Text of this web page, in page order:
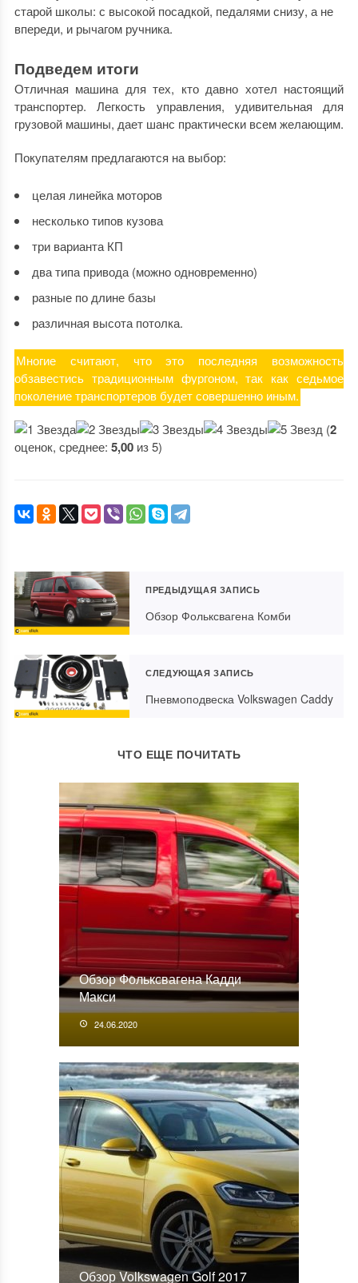
старой школы: с высокой посадкой, педалями снизу, а не
впереди, и рычагом ручника.
Подведем итоги
Отличная машина для тех, кто давно хотел настоящий
транспортер. Легкость управления, удивительная для
грузовой машины, дает шанс практически всем желающим.
Покупателям предлагаются на выбор:
целая линейка моторов
несколько типов кузова
три варианта КП
два типа привода (можно одновременно)
разные по длине базы
различная высота потолка.
Многие считают, что это последняя возможность
обзавестись традиционным фургоном, так как седьмое
поколение транспортеров будет совершенно иным.
(2
оценок, среднее: 5,00из 5)
ПРЕДЫДУЩАЯ ЗАПИСЬ
Обзор Фольксвагена Комби
СЛЕДУЮЩАЯ ЗАПИСЬ
Пневмоподвеска Volkswagen Caddy
ЧТО ЕЩЕ ПОЧИТАТЬ
Обзор Фольксвагена Кадди
Макси
24.06.2020
Обзор Volkswagen Golf 2017